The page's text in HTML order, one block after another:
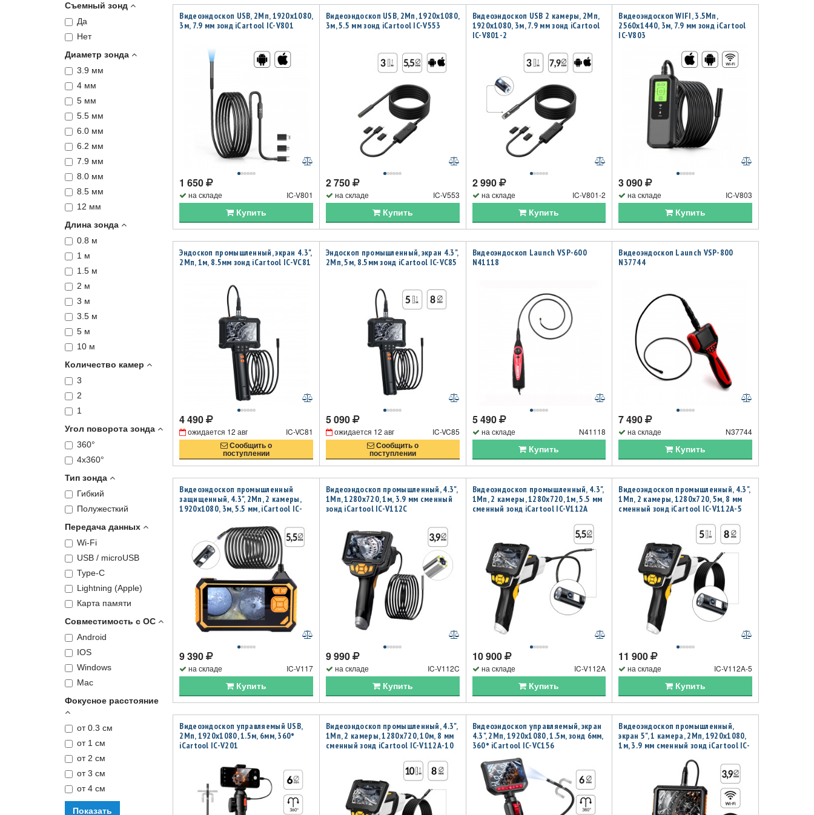
Съемный зонд
Да
Нет
Диаметр зонда
3.9 мм
4 мм
5 мм
5.5 мм
6.0 мм
6.2 мм
7.9 мм
8.0 мм
8.5 мм
12 мм
Длина зонда
0.8 м
1 м
1.5 м
2 м
3 м
3.5 м
5 м
10 м
Количество камер
3
2
1
Угол поворота зонда
360°
4х360°
Тип зонда
Гибкий
Полужесткий
Передача данных
Wi-Fi
USB / microUSB
Type-C
Lightning (Apple)
Карта памяти
Совместимость с ОС
Android
IOS
Windows
Mac
Фокусное расстояние
от 0.3 см
от 1 см
от 2 см
от 3 см
от 4 см
Видеоэндоскоп USB, 2Мп, 1920x1080,
3м, 7.9 мм зонд iCartool IC-V801
1 650
на складе IC-V801
Купить
Видеоэндоскоп USB, 2Мп, 1920x1080,
3м, 5.5 мм зонд iCartool IC-V553
2 750
на складе IC-V553
Купить
Видеоэндоскоп USB 2 камеры, 2Мп,
1920x1080, 3м, 7.9 мм зонд iCartool
IC-V801-2
2 990
на складе IC-V801-2
Купить
Видеоэндоскоп WIFI, 3.5Мп,
2560x1440, 3м, 7.9 мм зонд iCartool
IC-V803
3 090
на складе IC-V803
Купить
Эндоскоп промышленный, экран 4.3",
2Мп, 1м, 8.5мм зонд iCartool IC-VC81
4 490
ожидается 12 авг IC-VC81
Сообщить о
поступлении
Эндоскоп промышленный, экран 4.3",
2Мп, 5м, 8.5мм зонд iCartool IC-VC85
5 090
ожидается 12 авг IC-VC85
Сообщить о
поступлении
Видеоэндоскоп Launch VSP-600
N41118
5 490
на складе N41118
Купить
Видеоэндоскоп Launch VSP-800
N37744
7 490
на складе N37744
Купить
Видеоэндоскоп промышленный
защищенный, 4.3", 2Мп, 2 камеры,
1920х1080, 3м, 5.5 мм, iCartool IC-
9 390
на складе IC-V117
Купить
Видеоэндоскоп промышленный, 4.3",
1Мп, 1280x720, 1м, 3.9 мм сменный
зонд iCartool IC-V112C
9 990
на складе IC-V112C
Купить
Видеоэндоскоп промышленный, 4.3",
1Мп, 2 камеры, 1280х720, 1м, 5.5 мм
сменный зонд iCartool IC-V112A
10 900
на складе IC-V112A
Купить
Видеоэндоскоп промышленный, 4.3",
1Мп, 2 камеры, 1280х720, 5м, 8 мм
сменный зонд iCartool IC-V112A-5
11 900
на складе IC-V112A-5
Купить
Видеоэндоскоп управляемый USB,
2Мп, 1920x1080, 1.5м, 6мм, 360°
iCartool IC-V201
Видеоэндоскоп промышленный, 4.3",
1Мп, 2 камеры, 1280х720, 10м, 8 мм
сменный зонд iCartool IC-V112A-10
Видеоэндоскоп управляемый, экран
4.3", 2Мп, 1920х1080, 1.5м, зонд 6мм,
360° iCartool IC-VC156
Видеоэндоскоп промышленный,
экран 5", 1 камера, 2Мп, 1920х1080,
1м, 3.9 мм сменный зонд iCartool IC-